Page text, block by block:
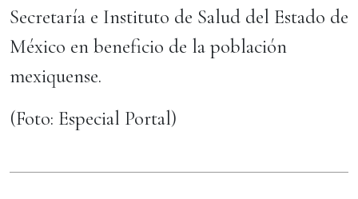
Secretaría e Instituto de Salud del Estado de
México en beneficio de la población
mexiquense.
(Foto: Especial Portal)